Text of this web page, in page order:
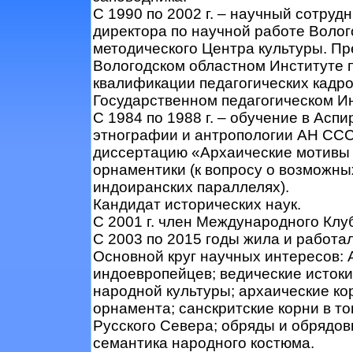
С 1990 по 2002 г. – научный
директора по научной работе
методического Центра культуры.
Вологодском областном Институте
квалификации педагогических
Государственном педагогическом
С 1984 по 1988 г. – обучение в
этнографии и антропологии АН
диссертацию «Архаические мотивы
орнаментики (к вопросу о
индоиранских параллелях).
Кандидат исторических наук.
С 2001 г. член Международного
С 2003 по 2015 годы жила и
Основной круг научных интересов:
индоевропейцев; ведические
народной культуры; архаические
орнамента; санскритские корни в
Русского Севера; обряды и
семантика народного костюма.